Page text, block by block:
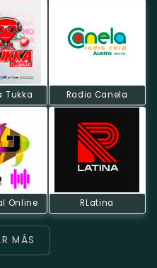
Tukka Radio Canela
Online RLatina
MÁS